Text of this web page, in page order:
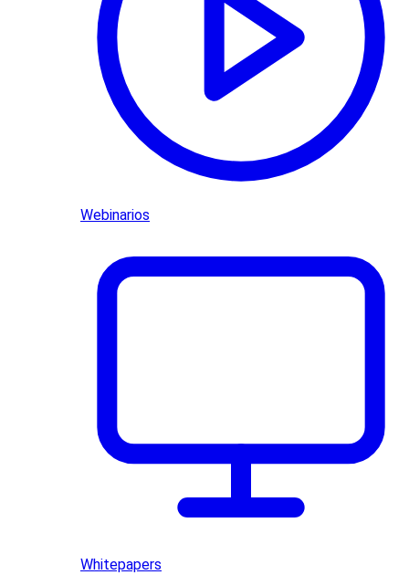
Webinarios
Whitepapers